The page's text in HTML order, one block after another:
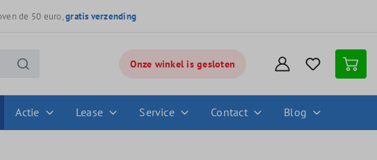
de 50 euro,gratis verzending
Onze winkel is gesloten
Actie Lease Service Contact Blog